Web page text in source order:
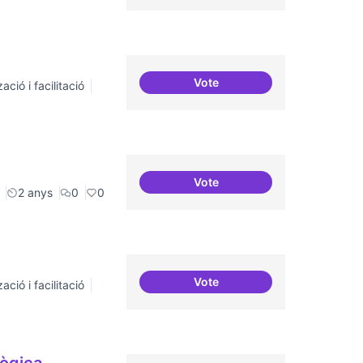
i facilitació
VoteEspai on la gent expressi i
2 anys 0 0
VoteMemòria Històrica -
i facilitació
VoteComunitat software lliure